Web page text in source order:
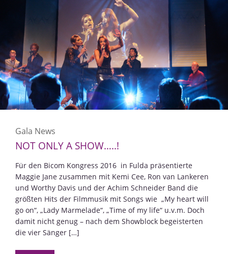
Gala News
NOT ONLY A SHOW…..!
Für den Bicom Kongress 2016 in Fulda präsentierte
Maggie Jane zusammen mit Kemi Cee, Ron van Lankeren
und Worthy Davis und der Achim Schneider Band die
größten Hits der Filmmusik mit Songs wie „My heart will
go on“, „Lady Marmelade“, „Time of my life“ u.v.m. Doch
damit nicht genug – nach dem Showblock begeisterten
die vier Sänger […]